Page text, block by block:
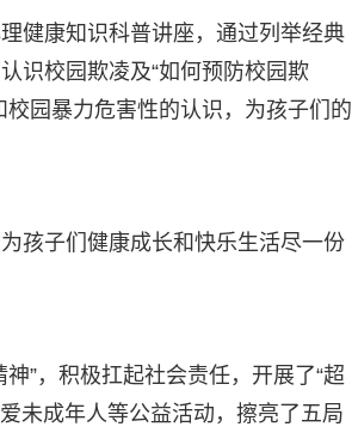
健康知识科普讲座，通过列举经典
识校园欺凌及“如何预防校园欺
园暴力危害性的认识，为孩子们的
孩子们健康成长和快乐生活尽一份
”，积极扛起社会责任，开展了“超
未成年人等公益活动，擦亮了五局